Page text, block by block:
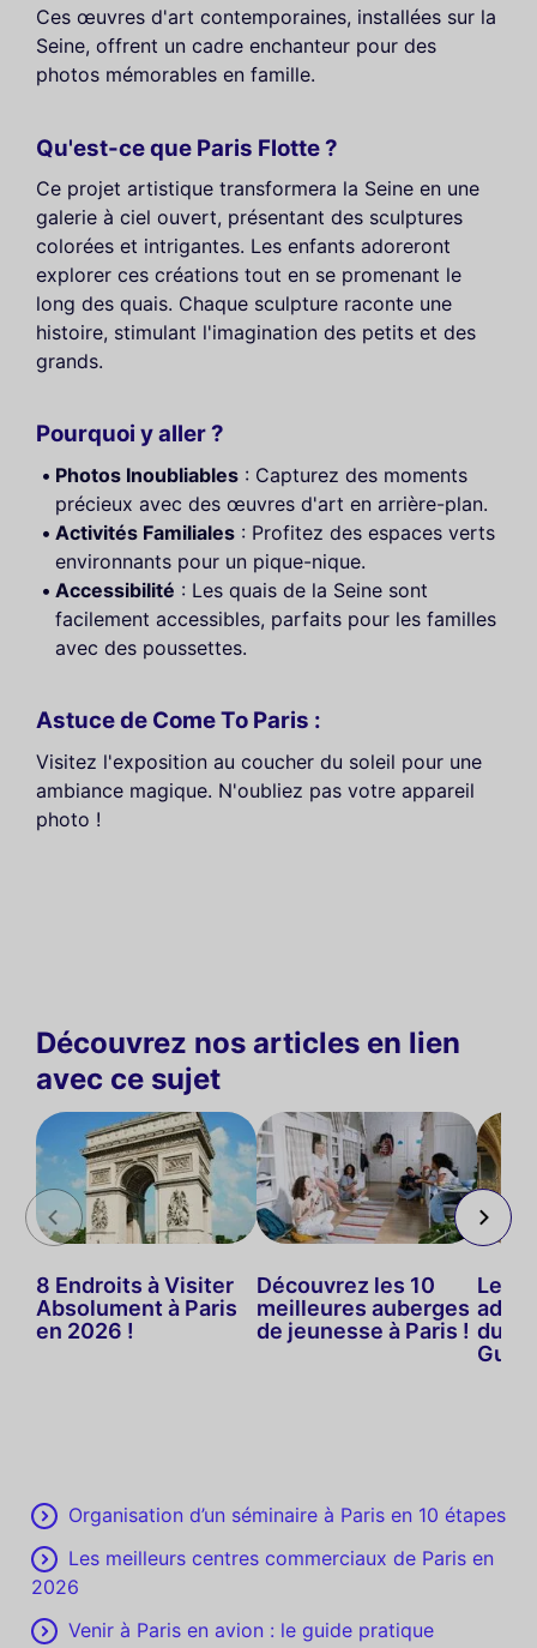
Ces œuvres d'art contemporaines, installées sur la
Seine, offrent un cadre enchanteur pour des
photos mémorables en famille.
Qu'est-ce que Paris Flotte ?
Ce projet artistique transformera la Seine en une
galerie à ciel ouvert, présentant des sculptures
colorées et intrigantes. Les enfants adoreront
explorer ces créations tout en se promenant le
long des quais. Chaque sculpture raconte une
histoire, stimulant l'imagination des petits et des
grands.
Pourquoi y aller ?
Photos Inoubliables : Capturez des moments
précieux avec des œuvres d'art en arrière-plan.
Activités Familiales : Profitez des espaces verts
environnants pour un pique-nique.
Accessibilité : Les quais de la Seine sont
facilement accessibles, parfaits pour les familles
avec des poussettes.
Astuce de Come To Paris :
Visitez l'exposition au coucher du soleil pour une
ambiance magique. N'oubliez pas votre appareil
photo !
Découvrez nos articles en lien
avec ce sujet
8 Endroits à Visiter
Absolument à Paris
en 2026 !
Découvrez les 10
meilleures auberges
de jeunesse à Paris !
Les
du
Organisation d’un séminaire à Paris en 10 étapes
Les meilleurs centres commerciaux de Paris en
2026
Venir à Paris en avion : le guide pratique